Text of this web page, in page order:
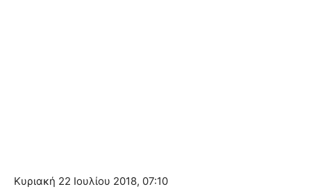
Κυριακή 22 Ιουλίου 2018, 07:10